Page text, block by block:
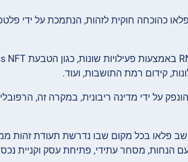
כהוכחה חוקית לזהות, הנתמכת על ידי
קידום רמת התושבות, ועוד.
על ידי מדינה ריבונית, במקרה זה,
פלאו בכל מקום שבו נדרשת תעודת זהות
הנחות, מסחר עתידי, פתיחת עסק וקניית